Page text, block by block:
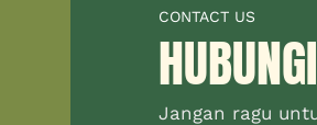
CONTACT US
Jangan ragu